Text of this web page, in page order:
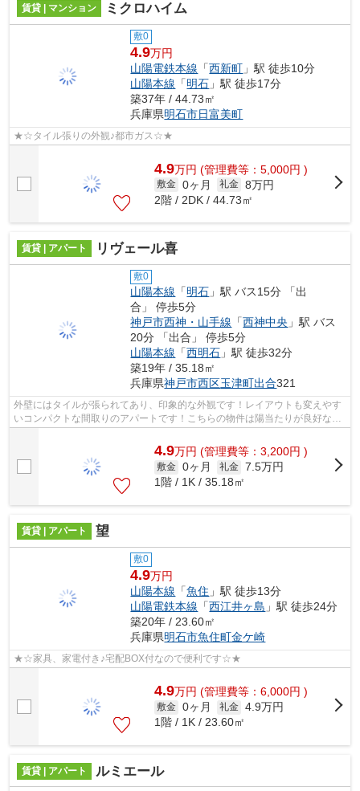
賃貸 | マンション ミクロハイム
敷0
4.9万円
山陽電鉄本線 「西新町 」駅 徒歩10分
山陽本線 「明石 」駅 徒歩17分
築37年 / 44.73㎡
兵庫県明石市日富美町
★☆タイル張りの外観♪都市ガス☆★
4.9万円 (管理費等：5,000円 )
敷金 0ヶ月 礼金 8万円
2階 / 2DK / 44.73㎡
賃貸 | アパート リヴェール喜
敷0
山陽本線 「明石 」駅 バス15分 「出
合」 停歩5分
神戸市西神・山手線 「西神中央 」駅 バス
20分 「出合」 停歩5分
山陽本線 「西明石 」駅 徒歩32分
築19年 / 35.18㎡
兵庫県神戸市西区玉津町出合321
外壁にはタイルが張られてあり、印象的な外観です！レイアウトも変えやす
いコンパクトな間取りのアパートです！こちらの物件は陽当たりが良好な賃
貸物件になります！ピタットハウス西...
4.9万円 (管理費等：3,200円 )
敷金 0ヶ月 礼金 7.5万円
1階 / 1K / 35.18㎡
賃貸 | アパート 望
敷0
4.9万円
山陽本線 「魚住 」駅 徒歩13分
山陽電鉄本線 「西江井ヶ島 」駅 徒歩24分
築20年 / 23.60㎡
兵庫県明石市魚住町金ケ崎
★☆家具、家電付き♪宅配BOX付なので便利です☆★
4.9万円 (管理費等：6,000円 )
敷金 0ヶ月 礼金 4.9万円
1階 / 1K / 23.60㎡
賃貸 | アパート ルミエール